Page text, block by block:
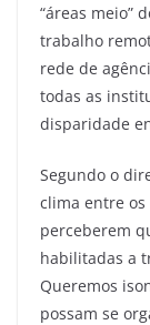
“áreas meio”
trabalho
rede de
todas as
disparidade
Segundo o
clima entre
perceberem
habilitadas a
Queremos
possam se